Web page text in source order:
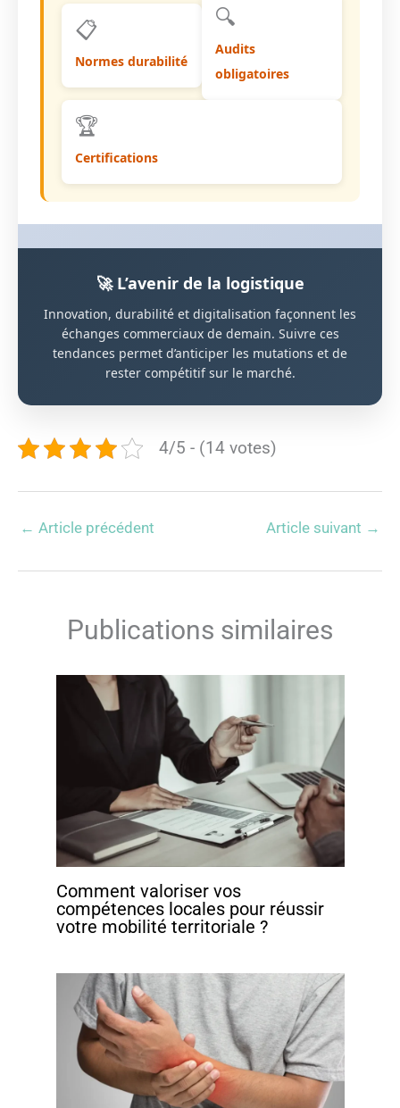
📋
Normes durabilité
🔍
Audits
obligatoires
🏆
Certifications
🚀 L’avenir de la logistique
Innovation, durabilité et digitalisation façonnent les
échanges commerciaux de demain. Suivre ces
tendances permet d’anticiper les mutations et de
rester compétitif sur le marché.
4/5 - (14 votes)
← Article précédent Article suivant →
Publications similaires
Comment valoriser vos
compétences locales pour réussir
votre mobilité territoriale ?